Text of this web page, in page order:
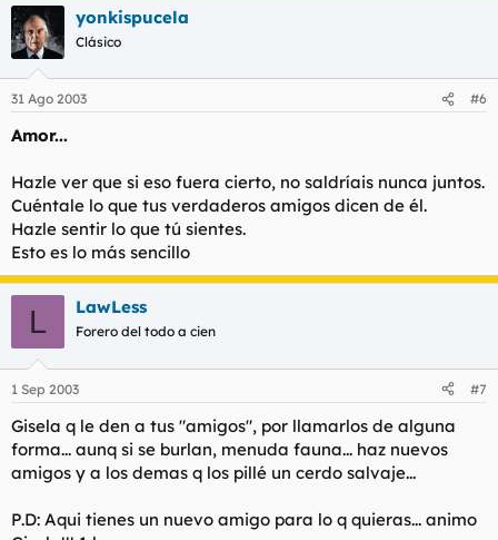
yonkispucela
Clásico
31 Ago 2003 #6
Amor...
Hazle ver que si eso fuera cierto, no saldríais nunca juntos.
Cuéntale lo que tus verdaderos amigos dicen de él.
Hazle sentir lo que tú sientes.
Esto es lo más sencillo
L LawLess
Forero del todo a cien
1 Sep 2003 #7
Gisela q le den a tus "amigos", por llamarlos de alguna
forma... aunq si se burlan, menuda fauna... haz nuevos
amigos y a los demas q los pillé un cerdo salvaje...
P.D: Aqui tienes un nuevo amigo para lo q quieras... animo